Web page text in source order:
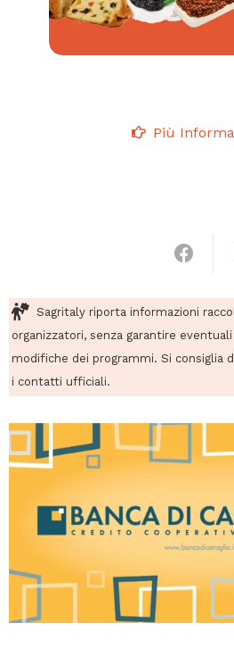
Più
Sagritaly riporta informazioni
organizzatori, senza garantire
modifiche dei programmi. Si consiglia
i contatti ufficiali.